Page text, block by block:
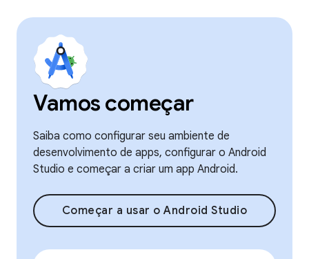
Vamos começar
Saiba como configurar seu ambiente de
desenvolvimento de apps, configurar o Android
Studio e começar a criar um app Android.
Começar a usar o Android Studio